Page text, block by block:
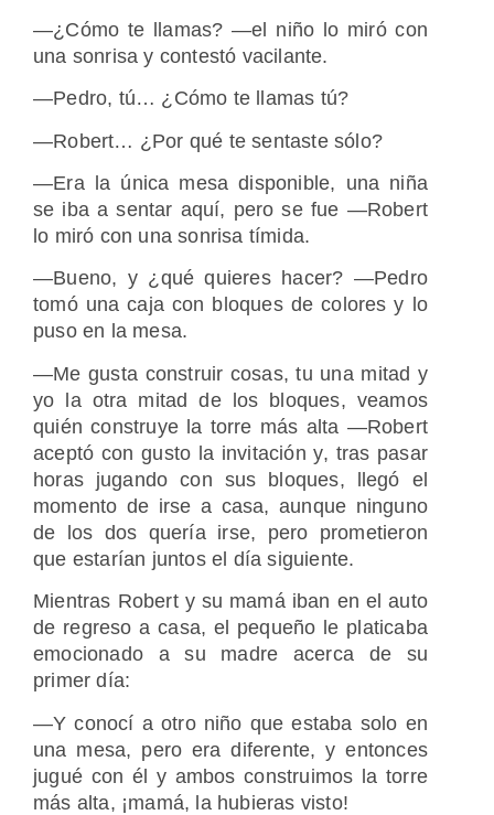
―¿Cómo te llamas? ―el niño lo miró con
una sonrisa y contestó vacilante.
―Pedro, tú… ¿Cómo te llamas tú?
―Robert… ¿Por qué te sentaste sólo?
―Era la única mesa disponible, una niña
se iba a sentar aquí, pero se fue ―Robert
lo miró con una sonrisa tímida.
―Bueno, y ¿qué quieres hacer? ―Pedro
tomó una caja con bloques de colores y lo
puso en la mesa.
―Me gusta construir cosas, tu una mitad y
yo la otra mitad de los bloques, veamos
quién construye la torre más alta ―Robert
aceptó con gusto la invitación y, tras pasar
horas jugando con sus bloques, llegó el
momento de irse a casa, aunque ninguno
de los dos quería irse, pero prometieron
que estarían juntos el día siguiente.
Mientras Robert y su mamá iban en el auto
de regreso a casa, el pequeño le platicaba
emocionado a su madre acerca de su
primer día:
―Y conocí a otro niño que estaba solo en
una mesa, pero era diferente, y entonces
jugué con él y ambos construimos la torre
más alta, ¡mamá, la hubieras visto!